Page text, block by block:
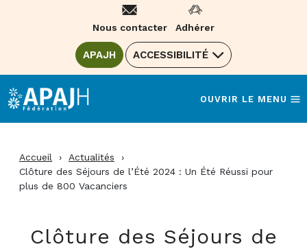
Nous contacter Adhérer
ALLER SUR LE SITE DE LA FÉDÉRATION
APAJH (OUVRE UNE NOUVELLE FENÊTRE)
ACCESSIBILITÉ
OUVRIR LE MENU
Accueil › Actualités
›
Clôture des Séjours de l’Été 2024 : Un Été Réussi pour
plus de 800 Vacanciers
Clôture des Séjours de